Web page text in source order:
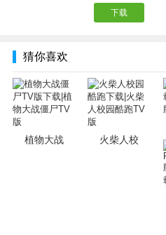
下载
猜你喜欢
植物大战 火柴人校